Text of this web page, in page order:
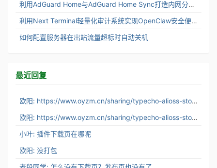
利用AdGuard Home与AdGuard Home Sync打造内网分布式DNS服务架构
利用Next Terminal轻量化审计系统实现OpenClaw安全便捷访问
如何配置服务器在出站流量超标时自动关机
最近回复
欧阳: https://www.oyzm.cn/sharing/typecho-alioss-stor...
欧阳: https://www.oyzm.cn/sharing/typecho-alioss-stor...
小叶: 插件下载页在哪呢
欧阳: 没打包